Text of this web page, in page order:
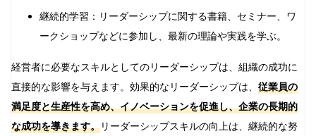
継続的学習：リーダーシップに関する書籍、セミナー、ワ
ークショップなどに参加し、最新の理論や実践を学ぶ。
経営者に必要なスキルとしてのリーダーシップは、組織の成功に
直接的な影響を与えます。効果的なリーダーシップは、 従業員の
満足度と生産性を高め、イノベーションを促進し、企業の長期的
な成功を導きます。リーダーシップスキルの向上は、継続的な努